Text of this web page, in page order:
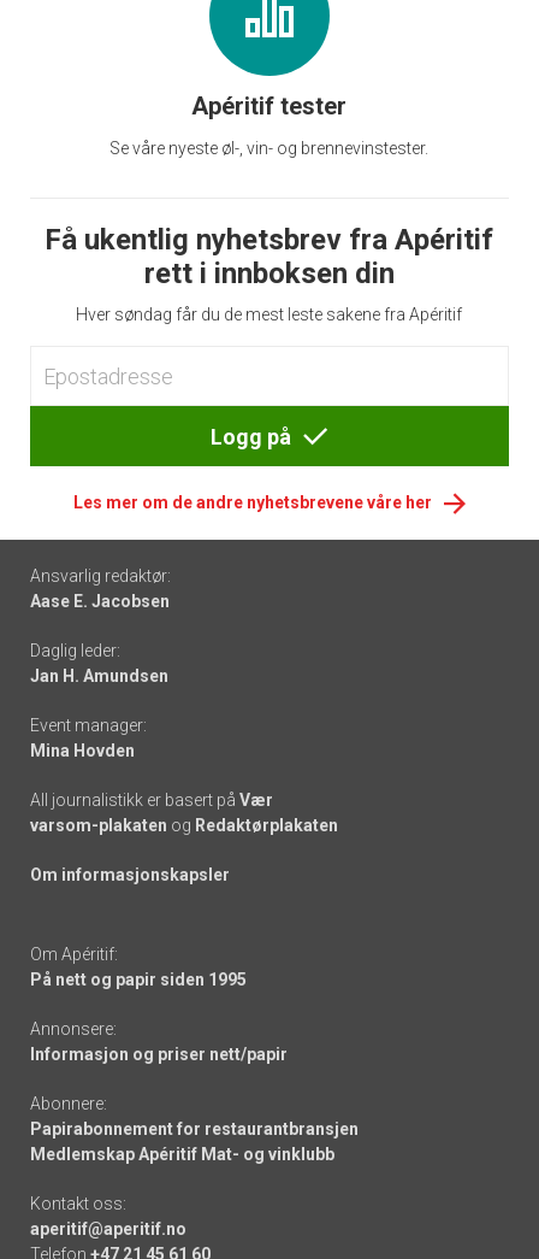
Apéritif tester
Se våre nyeste øl-, vin- og brennevinstester.
Få ukentlig nyhetsbrev fra Apéritif
rett i innboksen din
Hver søndag får du de mest leste sakene fra Apéritif
Logg på
Les mer om de andre nyhetsbrevene våre her
Footer
-
links
Ansvarlig redaktør:
Aase E. Jacobsen
Daglig leder:
Jan H. Amundsen
Event manager:
Mina Hovden
All journalistikk er basert på Vær
varsom-plakaten og Redaktørplakaten
Om informasjonskapsler
Om Apéritif:
På nett og papir siden 1995
Annonsere:
Informasjon og priser nett/papir
Abonnere:
Papirabonnement for restaurantbransjen
Medlemskap Apéritif Mat- og vinklubb
Kontakt oss:
aperitif@aperitif.no
Telefon +47 21 45 61 60